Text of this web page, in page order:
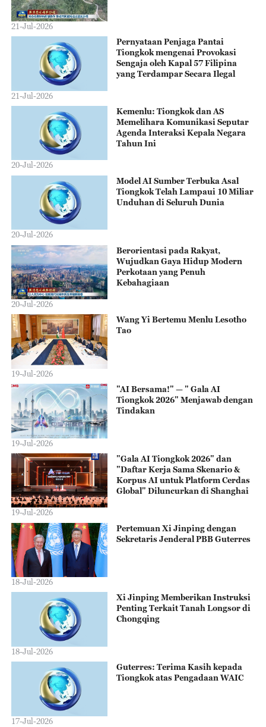
21-Jul-2026
Pernyataan Penjaga Pantai
Tiongkok mengenai Provokasi
Sengaja oleh Kapal 57 Filipina
yang Terdampar Secara Ilegal
21-Jul-2026
Kemenlu: Tiongkok dan AS
Memelihara Komunikasi Seputar
Agenda Interaksi Kepala Negara
Tahun Ini
20-Jul-2026
Model AI Sumber Terbuka Asal
Tiongkok Telah Lampaui 10 Miliar
Unduhan di Seluruh Dunia
20-Jul-2026
Berorientasi pada Rakyat,
Wujudkan Gaya Hidup Modern
Perkotaan yang Penuh
Kebahagiaan
20-Jul-2026
Wang Yi Bertemu Menlu Lesotho
Tao
19-Jul-2026
"AI Bersama!" — " Gala AI
Tiongkok 2026" Menjawab dengan
Tindakan
19-Jul-2026
"Gala AI Tiongkok 2026" dan
"Daftar Kerja Sama Skenario &
Korpus AI untuk Platform Cerdas
Global" Diluncurkan di Shanghai
19-Jul-2026
Pertemuan Xi Jinping dengan
Sekretaris Jenderal PBB Guterres
18-Jul-2026
Xi Jinping Memberikan Instruksi
Penting Terkait Tanah Longsor di
Chongqing
18-Jul-2026
Guterres: Terima Kasih kepada
Tiongkok atas Pengadaan WAIC
17-Jul-2026